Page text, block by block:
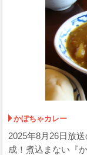
かぼちゃカレー
2025年8月26日放
成！煮込まない『